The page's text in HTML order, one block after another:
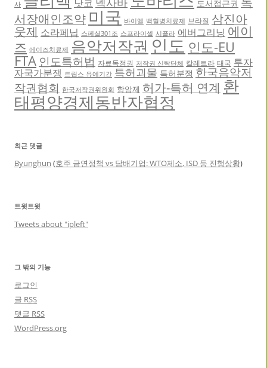
사
낫코 도서접근권
서장애인조약 미국 바이엘 백혈병치료제 브라질 삼진아
웃제 소라페닙 스페셜301조 스프라이셀 시플라 에버그리닝 에이
즈 에이즈치료제 음악저작권 인도 인도-EU
FTA 인도특허법 자료독점권 저작권 신탁단체 칼레트라 태국 투자
자국가분쟁 트립스 유예기간 특허괴물 특허분쟁 한국음악저
작권협회 한국저작권위원회 항암제 허가-특허 연계 환
태평양경제동반자협정
최근 댓글
Byunghun (호주 금연정책 vs 담배기업: WTO제소, ISD 등 진행상황)
트윗트윗
Tweets about "ipleft"
그 밖의 기능
로그인
글 RSS
댓글 RSS
WordPress.org